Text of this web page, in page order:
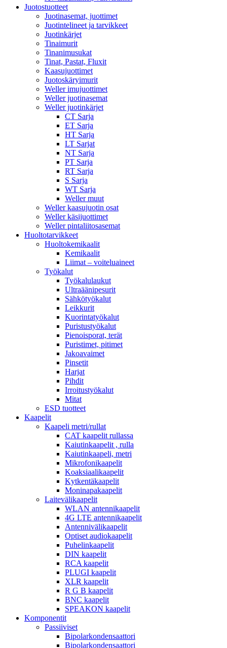
Juotostuotteet
Juotinasemat, juottimet
Juotintelineet ja tarvikkeet
Juotinkärjet
Tinaimurit
Tinanimusukat
Tinat, Pastat, Fluxit
Kaasujuottimet
Juotoskäryimurit
Weller imujuottimet
Weller juotinasemat
Weller juotinkärjet
CT Sarja
ET Sarja
HT Sarja
LT Sarjat
NT Sarja
PT Sarja
RT Sarja
S Sarja
WT Sarja
Weller muut
Weller kaasujuotin osat
Weller käsijuottimet
Weller pintaliitosasemat
Huoltotarvikkeet
Huoltokemikaalit
Kemikaalit
Liimat – voiteluaineet
Työkalut
Työkalulaukut
Ultraäänipesurit
Sähkötyökalut
Leikkurit
Kuorintatyökalut
Puristustyökalut
Pienoisporat, terät
Puristimet, pitimet
Jakoavaimet
Pinsetit
Harjat
Pihdit
Irroitustyökalut
Mitat
ESD tuotteet
Kaapelit
Kaapeli metri/rullat
CAT kaapelit rullassa
Kaiutinkaapelit , rulla
Kaiutinkaapeli, metri
Mikrofonikaapelit
Koaksiaalikaapelit
Kytkentäkaapelit
Moninapakaapelit
Laitevälikaapelit
WLAN antennikaapelit
4G LTE antennikaapelit
Antennivälikaapelit
Optiset audiokaapelit
Puhelinkaapelit
DIN kaapelit
RCA kaapelit
PLUGI kaapelit
XLR kaapelit
R G B kaapelit
BNC kaapelit
SPEAKON kaapelit
Komponentit
Passiiviset
Bipolarkondensaattori
Bipolarkondensaattori